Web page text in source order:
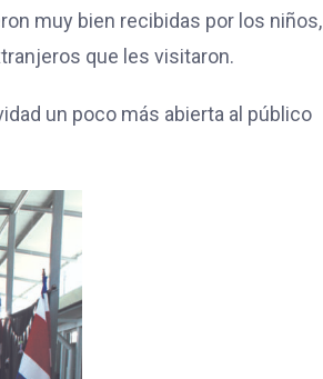
muy bien recibidas por los niños,
que les visitaron.
un poco más abierta al público